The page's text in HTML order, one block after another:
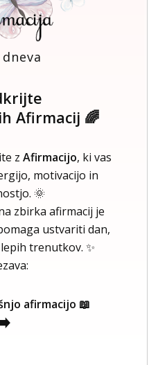
Afirmacij 🌈
z Afirmacijo, ki vas
motivacijo in
🌞
zbirka afirmacij je
ustvariti dan,
trenutkov. ✨
afirmacijo 📖